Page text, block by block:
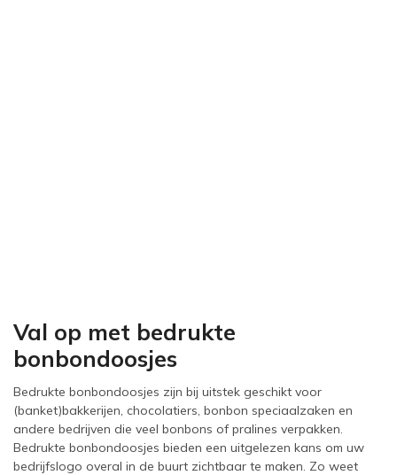
Val op met bedrukte
bonbondoosjes
Bedrukte bonbondoosjes zijn bij uitstek geschikt voor
(banket)bakkerijen, chocolatiers, bonbon speciaalzaken en
andere bedrijven die veel bonbons of pralines verpakken.
Bedrukte bonbondoosjes bieden een uitgelezen kans om uw
bedrijfslogo overal in de buurt zichtbaar te maken. Zo weet